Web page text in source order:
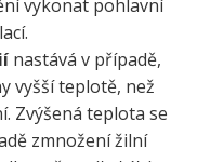
vykonat pohlavní
nastává v případě,
vyšší teplotě, než
Zvýšená teplota se
zmnožení žilní